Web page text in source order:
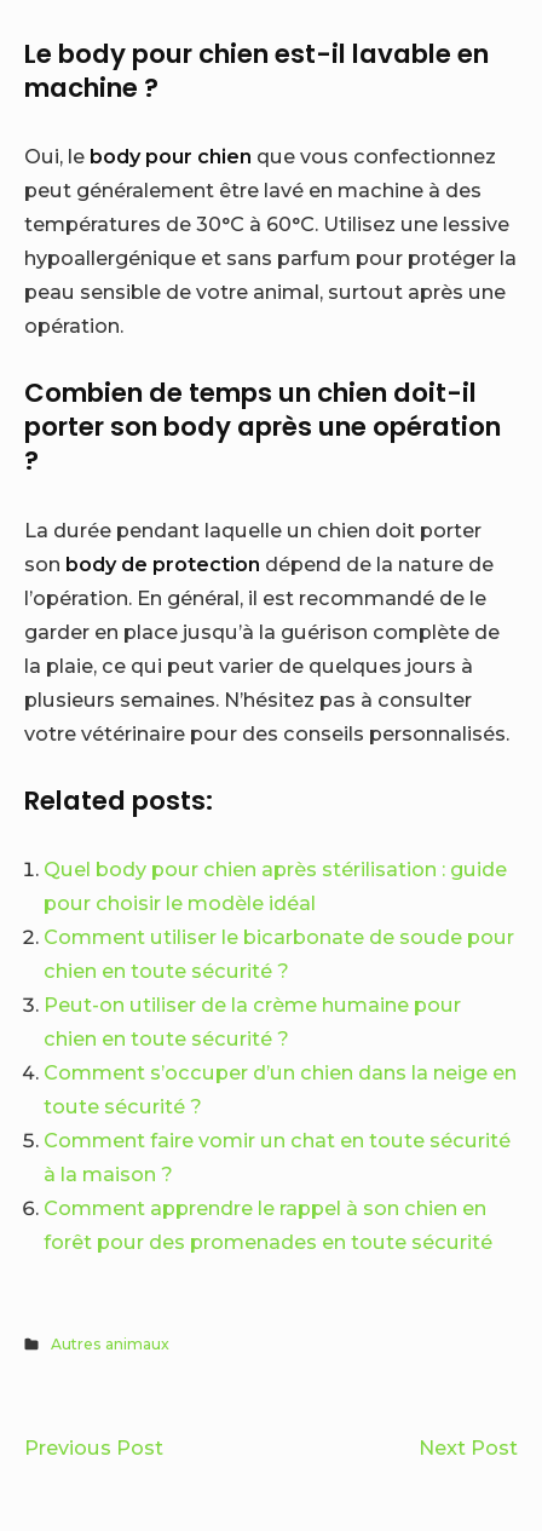
Le body pour chien est-il lavable en
machine ?
Oui, le body pour chien que vous confectionnez
peut généralement être lavé en machine à des
températures de 30°C à 60°C. Utilisez une lessive
hypoallergénique et sans parfum pour protéger la
peau sensible de votre animal, surtout après une
opération.
Combien de temps un chien doit-il
porter son body après une opération
?
La durée pendant laquelle un chien doit porter
son body de protection dépend de la nature de
l’opération. En général, il est recommandé de le
garder en place jusqu’à la guérison complète de
la plaie, ce qui peut varier de quelques jours à
plusieurs semaines. N’hésitez pas à consulter
votre vétérinaire pour des conseils personnalisés.
Related posts:
Quel body pour chien après stérilisation : guide
pour choisir le modèle idéal
Comment utiliser le bicarbonate de soude pour
chien en toute sécurité ?
Peut-on utiliser de la crème humaine pour
chien en toute sécurité ?
Comment s’occuper d’un chien dans la neige en
toute sécurité ?
Comment faire vomir un chat en toute sécurité
à la maison ?
Comment apprendre le rappel à son chien en
forêt pour des promenades en toute sécurité
Autres animaux
Navigation
Previous Post Next Post